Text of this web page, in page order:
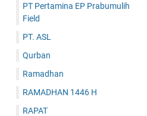
PT Pertamina EP Prabumulih
Field
PT. ASL
Qurban
Ramadhan
RAMADHAN 1446 H
RAPAT